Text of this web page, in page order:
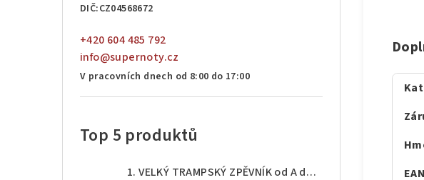
DIČ:CZ04568672
+420 604 485 792
info@supernoty.cz
V pracovních dnech od 8:00 do 17:00
Top 5 produktů
1. VELKÝ TRAMPSKÝ ZPĚVNÍK od A do Z - texty akordy
EAN